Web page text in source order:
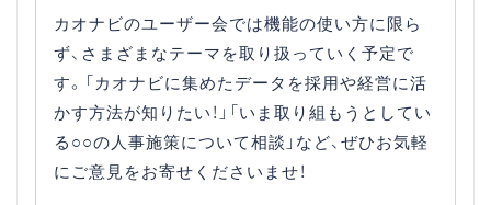
カオナビのユーザー会では機能の使い方に限ら
ず、さまざまなテーマを取り扱っていく予定で
す。「カオナビに集めたデータを採用や経営に活
かす方法が知りたい！」「いま取り組もうとしてい
る○○の人事施策について相談」など、ぜひお気軽
にご意見をお寄せくださいませ！